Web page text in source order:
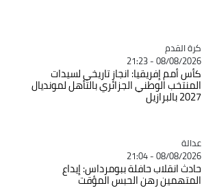
Catégorie
كرة القدم
08/08/2026 - 21:23
كأس أمم إفريقيا: انجاز تاريخي لسيدات
المنتخب الوطني الجزائري بالتأهل لمونديال
2027 بالبرازيل
Catégorie
عدالة
08/08/2026 - 21:04
حادث انقلاب حافلة ببومرداس: إيداع
المتهمين رهن الحبس المؤقت